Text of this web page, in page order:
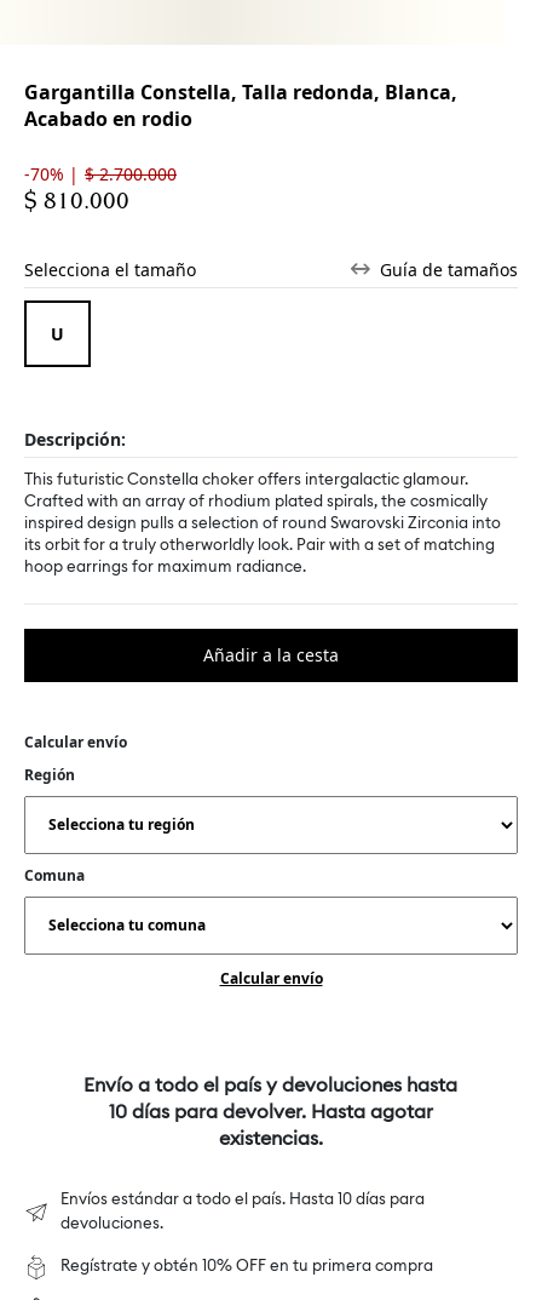
Gargantilla Constella, Talla redonda, Blanca,
Acabado en rodio
-70% | $ 2.700.000
$ 810.000
Selecciona el tamaño Guía de tamaños
Descripción:
This futuristic Constella choker offers intergalactic glamour.
Crafted with an array of rhodium plated spirals, the cosmically
inspired design pulls a selection of round Swarovski Zirconia into
its orbit for a truly otherworldly look. Pair with a set of matching
hoop earrings for maximum radiance.
Calcular envío
Región
Comuna
Calcular envío
Envío a todo el país y devoluciones hasta
10 días para devolver. Hasta agotar
existencias.
Envíos estándar a todo el país. Hasta 10 días para
devoluciones.
Regístrate y obtén 10% OFF en tu primera compra